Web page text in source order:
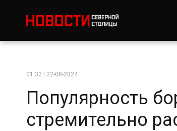
01:32 | 22-08-2024
Популярность
стремительно